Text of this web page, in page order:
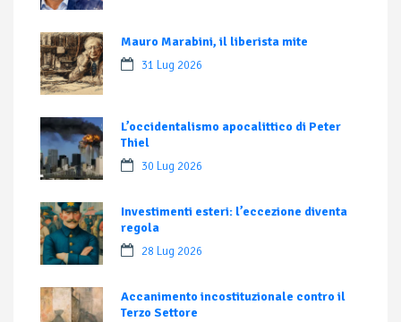
Mauro Marabini, il liberista mite
31 Lug 2026
L’occidentalismo apocalittico di Peter
Thiel
30 Lug 2026
Investimenti esteri: l’eccezione diventa
regola
28 Lug 2026
Accanimento incostituzionale contro il
Terzo Settore